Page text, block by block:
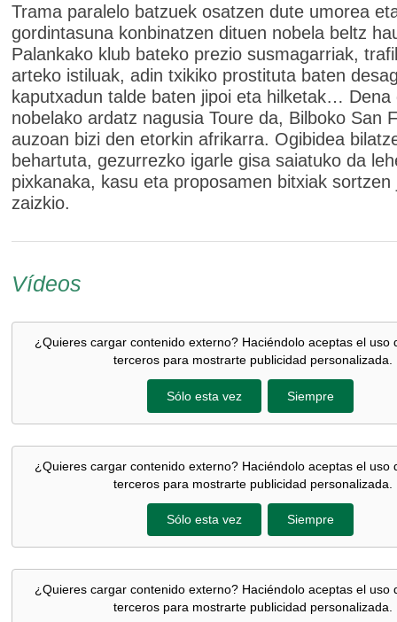
Trama paralelo batzuek osatzen dute umorea
gordintasuna konbinatzen dituen nobela beltz
Palankako klub bateko prezio susmagarriak,
arteko istiluak, adin txikiko prostituta baten
kaputxadun talde baten jipoi eta hilketak… Dena
nobelako ardatz nagusia Toure da, Bilboko San
auzoan bizi den etorkin afrikarra. Ogibidea
behartuta, gezurrezko igarle gisa saiatuko da
pixkanaka, kasu eta proposamen bitxiak sortzen
zaizkio.
Vídeos
¿Quieres cargar contenido externo? Haciéndolo aceptas el uso
terceros para mostrarte publicidad personalizada.
Sólo esta vez Siempre
¿Quieres cargar contenido externo? Haciéndolo aceptas el uso
terceros para mostrarte publicidad personalizada.
Sólo esta vez Siempre
¿Quieres cargar contenido externo? Haciéndolo aceptas el uso
terceros para mostrarte publicidad personalizada.